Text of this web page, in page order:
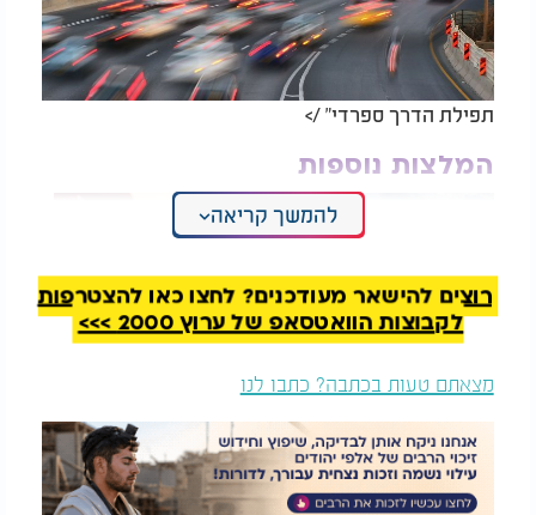
תפילת הדרך ספרדי" />
המלצות נוספות
שאמי - המסורת
ששומרת עלינו בכל
מסע
תפילת הדרך ספרד: תפילת הדרך ספרדי | הסוד של
תפילת הדרך:
להמשך קריאה
רוצים להישאר מעודכנים? לחצו כאן להצטרפות
לקבוצות הוואטסאפ של ערוץ 2000 >>>
מצאתם טעות בכתבה? כתבו לנו